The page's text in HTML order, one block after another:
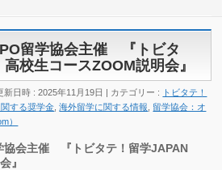
留学協会主催 『トビタ
校生コースZOOM説明会』
新日時 : 2025年11月19日 カテゴリー :
トビタテ！
する奨学金 ,海外留学に関する情報
留学協会：オ
）
協会主催 『トビタテ！留学JAPAN
』